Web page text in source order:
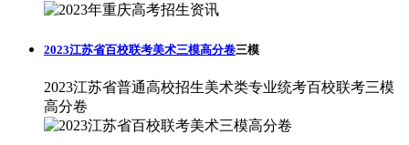
2023江苏省百校联考美术三模高分卷三模
2023江苏省普通高校招生美术类专业统考百校联考三模
高分卷